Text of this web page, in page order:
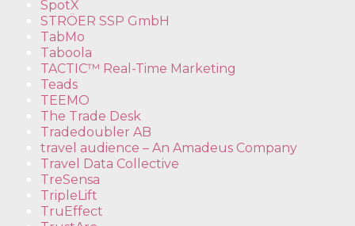
SpotX
STRÖER SSP GmbH
TabMo
Taboola
TACTIC™ Real-Time Marketing
Teads
TEEMO
The Trade Desk
Tradedoubler AB
travel audience – An Amadeus Company
Travel Data Collective
TreSensa
TripleLift
TruEffect